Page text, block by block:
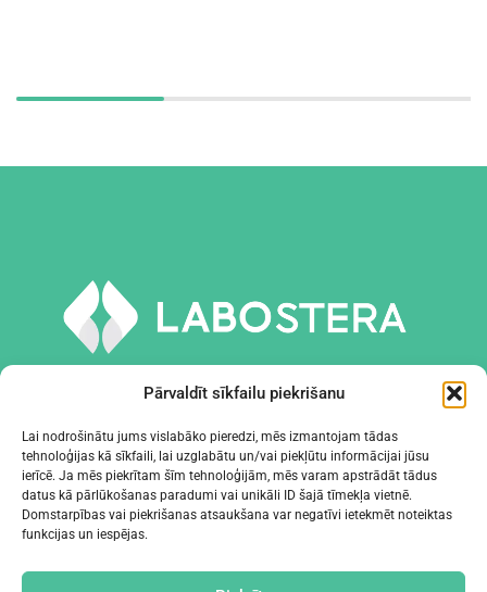
Pārvaldīt sīkfailu piekrišanu
Lai nodrošinātu jums vislabāko pieredzi, mēs izmantojam tādas
tehnoloģijas kā sīkfaili, lai uzglabātu un/vai piekļūtu informācijai jūsu
ierīcē. Ja mēs piekrītam šīm tehnoloģijām, mēs varam apstrādāt tādus
datus kā pārlūkošanas paradumi vai unikāli ID šajā tīmekļa vietnē.
Domstarpības vai piekrišanas atsaukšana var negatīvi ietekmēt noteiktas
funkcijas un iespējas.
INSTRUMENTI UN APRĪKOJUMS
UZŅĒMUMS